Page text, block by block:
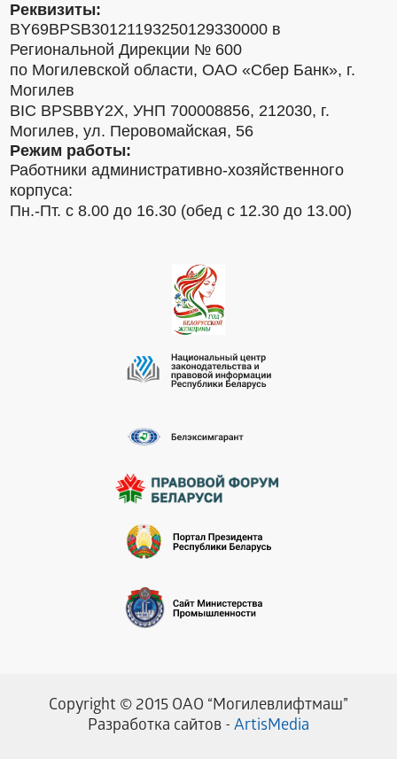
Реквизиты:
BY69BPSB30121193250129330000 в
Региональной Дирекции № 600
по Могилевской области, ОАО «Сбер Банк», г.
Могилев
BIC BPSBBY2X, УНП 700008856, 212030, г.
Могилев, ул. Перовомайская, 56
Режим работы:
Работники административно-хозяйственного
корпуса:
Пн.-Пт. с 8.00 до 16.30 (обед с 12.30 до 13.00)
Разработка сайтов - ArtisMedia
Copyright © 2015 ОАО “Могилевлифтмаш”